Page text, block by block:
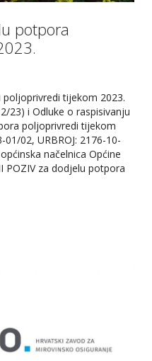
potpora
tijekom 2023.
23) i Odluke o raspisivanju
poljoprivredi tijekom
02, URBROJ: 2176-10-
načelnica Općine
POZIV za dodjelu potpora